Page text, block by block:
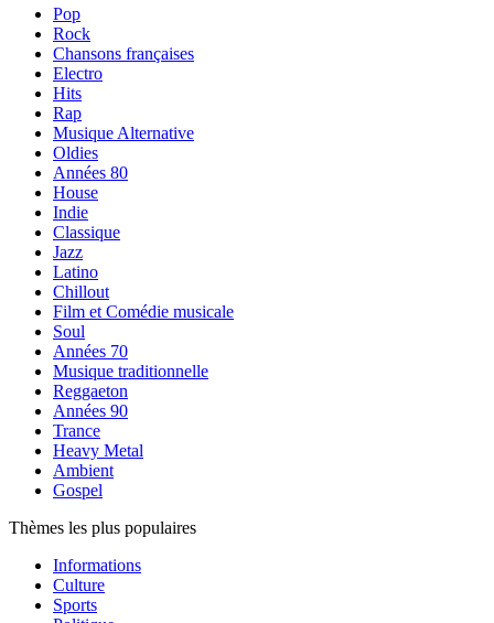
Pop
Rock
Chansons françaises
Electro
Hits
Rap
Musique Alternative
Oldies
Années 80
House
Indie
Classique
Jazz
Latino
Chillout
Film et Comédie musicale
Soul
Années 70
Musique traditionnelle
Reggaeton
Années 90
Trance
Heavy Metal
Ambient
Gospel
Thèmes les plus populaires
Informations
Culture
Sports